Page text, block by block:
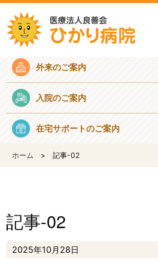
採用情報
外来のご案内
入院のご案内
在宅サポートのご案内
ホーム 記事-02
記事-02
2025年10月28日